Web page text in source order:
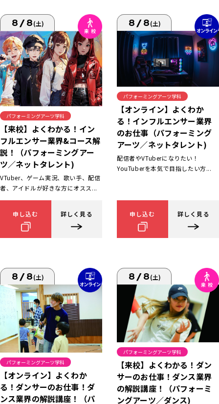
8/8(土)
パフォーミングアーツ学科
【来校】よくわかる！イン
フルエンサー業界&コース解
説！（パフォーミングアー
ツ／ネットタレント)
VTuber、ゲーム実況、歌い手、配信
者、アイドルが好きな方にオスス...
申し込む 詳しく見る
8/8(土)
パフォーミングアーツ学科
【オンライン】よくわか
る！インフルエンサー業界
のお仕事（パフォーミング
アーツ／ネットタレント)
配信者やVTuberになりたい！
YouTuberを本気で目指したい方...
申し込む 詳しく見る
8/8(土)
パフォーミングアーツ学科
【オンライン】よくわか
る！ダンサーのお仕事！ダ
ンス業界の解説講座！（パ
8/8(土)
パフォーミングアーツ学科
【来校】よくわかる！ダン
サーのお仕事！ダンス業界
の解説講座！（パフォーミ
ングアーツ／ダンス)